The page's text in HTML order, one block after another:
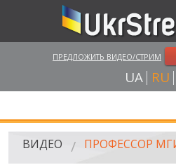
ПРЕДЛОЖИТЬ ВИДЕО/СТРИМ
UA RU
ГЛАВНАЯ
ВИДЕО